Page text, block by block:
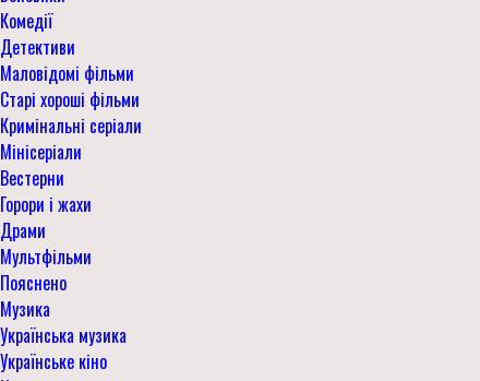
Комедії
Детективи
Маловідомі фільми
Старі хороші фільми
Кримінальні серіали
Мінісеріали
Вестерни
Горори і жахи
Драми
Мультфільми
Пояснено
Музика
Українська музика
Українське кіно